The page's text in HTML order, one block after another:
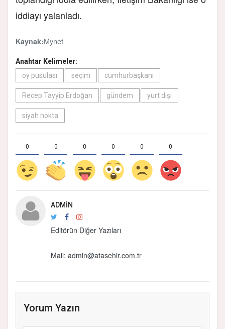
iddiayı yalanladı.
Kaynak:Mynet
Anahtar Kelimeler:
oy pusulası
seçim cumhurbaşkanı
Recep Tayyip Erdoğan gündem yurt dışı
siyah nokta
0 0 0 0 0 0
ADMIN
Editörün Diğer Yazıları
Mail: admin@atasehir.com.tr
Yorum Yazın